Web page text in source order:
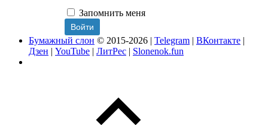
Запомнить меня
Бумажный слон © 2015-2026 | Telegram | ВКонтакте |
Дзен | YouTube | ЛитРес | Slonenok.fun